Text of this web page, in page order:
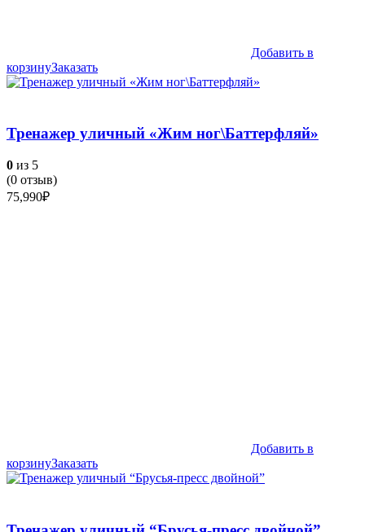
Добавить в
корзинуЗаказать
Тренажер уличный «Жим ног\Баттерфляй»
0 из 5
(0 отзыв)
75,990₽
Добавить в
корзинуЗаказать